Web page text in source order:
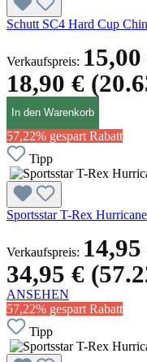
Schutt SC4 Hard Cup
Verkaufspreis: 15,00
18,90 €
In den Warenkorb
57,22% gespart Rabatt
Tipp
Sportsstar T-Rex
Verkaufspreis: 14,95
34,95 €
ANSEHEN
57,22% gespart Rabatt
Tipp